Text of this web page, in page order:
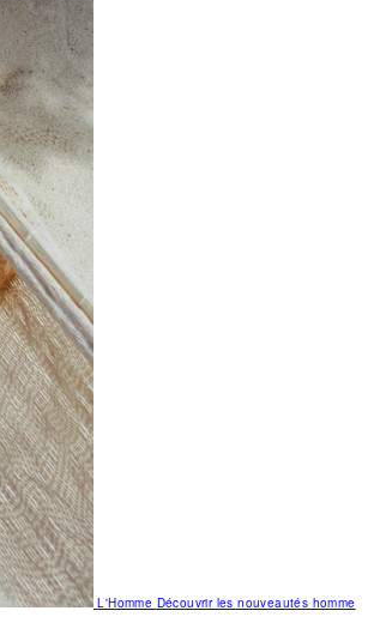
L'Homme Découvrir les nouveautés homme